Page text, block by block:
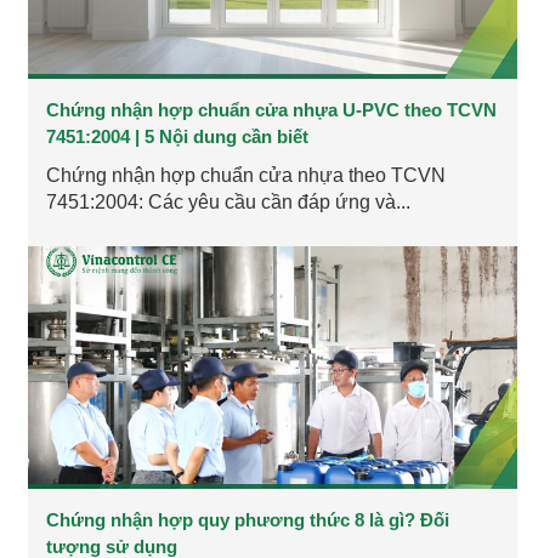
Chứng nhận hợp chuẩn cửa nhựa U-PVC theo TCVN
7451:2004 | 5 Nội dung cần biết
Chứng nhận hợp chuẩn cửa nhựa theo TCVN
7451:2004: Các yêu cầu cần đáp ứng và...
Chứng nhận hợp quy phương thức 8 là gì? Đối
tượng sử dụng